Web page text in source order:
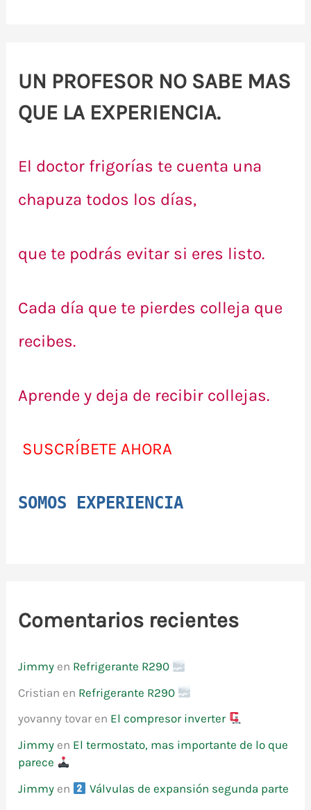
UN PROFESOR NO SABE MAS
QUE LA EXPERIENCIA.
El doctor frigorías te cuenta una
chapuza todos los días,
que te podrás evitar si eres listo.
Cada día que te pierdes colleja que
recibes.
Aprende y deja de recibir collejas.
SUSCRÍBETE AHORA
SOMOS EXPERIENCIA
Comentarios recientes
Jimmy en Refrigerante R290
Cristian en Refrigerante R290
yovanny tovar en El compresor inverter
Jimmy en El termostato, mas importante de lo que
parece
Jimmy en Válvulas de expansión segunda parte